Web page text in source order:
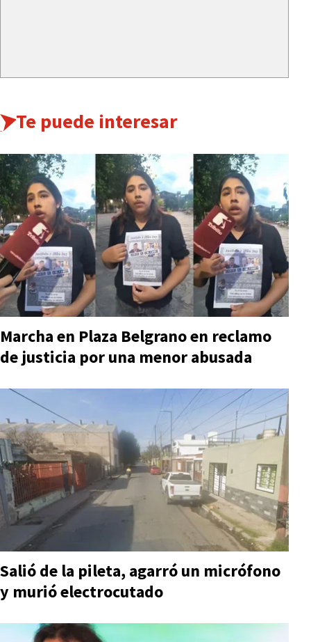
Te puede interesar
Marcha en Plaza Belgrano en reclamo
de justicia por una menor abusada
Salió de la pileta, agarró un micrófono
y murió electrocutado